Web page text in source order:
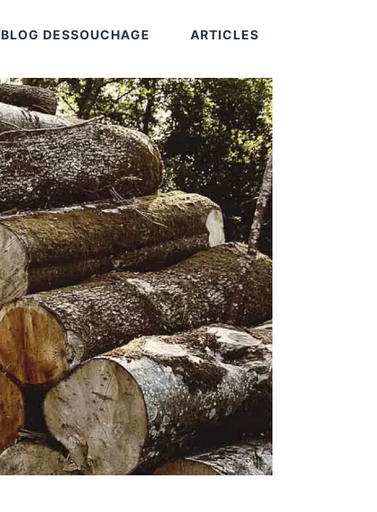
BLOG DESSOUCHAGE ARTICLES